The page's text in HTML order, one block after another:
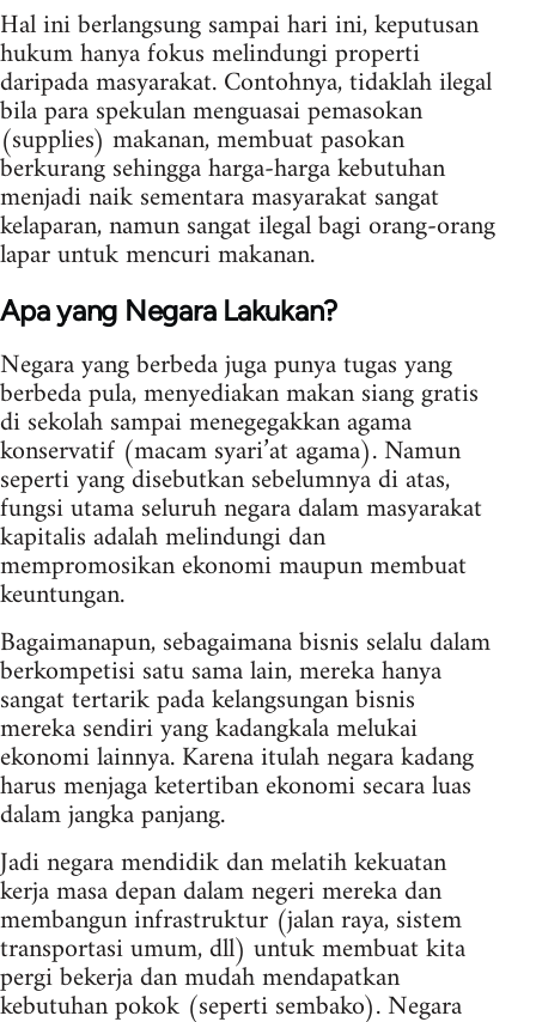
Hal ini berlangsung sampai hari ini, keputusan
hukum hanya fokus melindungi properti
daripada masyarakat. Contohnya, tidaklah ilegal
bila para spekulan menguasai pemasokan
(supplies) makanan, membuat pasokan
berkurang sehingga harga-harga kebutuhan
menjadi naik sementara masyarakat sangat
kelaparan, namun sangat ilegal bagi orang-orang
lapar untuk mencuri makanan.
Apa yang Negara Lakukan?
Negara yang berbeda juga punya tugas yang
berbeda pula, menyediakan makan siang gratis
di sekolah sampai menegegakkan agama
konservatif (macam syari’at agama). Namun
seperti yang disebutkan sebelumnya di atas,
fungsi utama seluruh negara dalam masyarakat
kapitalis adalah melindungi dan
mempromosikan ekonomi maupun membuat
keuntungan.
Bagaimanapun, sebagaimana bisnis selalu dalam
berkompetisi satu sama lain, mereka hanya
sangat tertarik pada kelangsungan bisnis
mereka sendiri yang kadangkala melukai
ekonomi lainnya. Karena itulah negara kadang
harus menjaga ketertiban ekonomi secara luas
dalam jangka panjang.
Jadi negara mendidik dan melatih kekuatan
kerja masa depan dalam negeri mereka dan
membangun infrastruktur (jalan raya, sistem
transportasi umum, dll) untuk membuat kita
pergi bekerja dan mudah mendapatkan
kebutuhan pokok (seperti sembako). Negara